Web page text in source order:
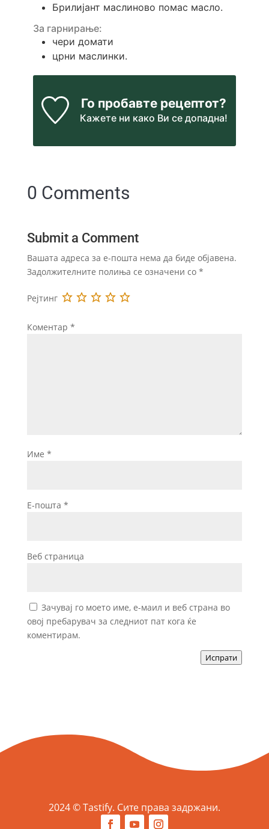
Брилијант маслиново помас масло.
За гарнирање:
чери домати
црни маслинки.
Го пробавте рецептот?
Кажете ни како Ви се допадна!
0 Comments
Submit a Comment
Вашата адреса за е-пошта нема да биде објавена.
Задолжителните полиња се означени со *
Рејтинг
Коментар *
Име *
Е-пошта *
Веб страница
Зачувај го моето име, е-маил и веб страна во
овој пребарувач за следниот пат кога ќе
коментирам.
Испрати
2024 © Tastify. Сите права задржани.